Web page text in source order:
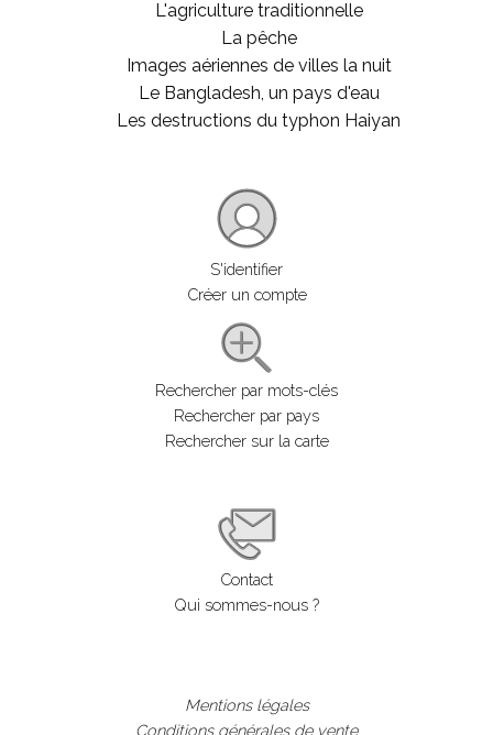
L'agriculture traditionnelle
La pêche
Images aériennes de villes la nuit
Le Bangladesh, un pays d'eau
Les destructions du typhon Haiyan
S'identifier
Créer un compte
Rechercher par mots-clés
Rechercher par pays
Rechercher sur la carte
Contact
Qui sommes-nous ?
Mentions légales
Conditions générales de vente